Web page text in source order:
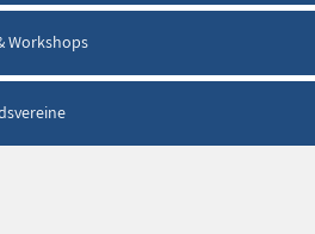
Workshops